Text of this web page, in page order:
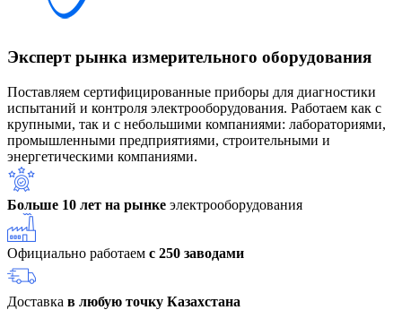
Эксперт рынка измерительного оборудования
Поставляем сертифицированные приборы для диагностики
испытаний и контроля электрооборудования. Работаем как с
крупными, так и с небольшими компаниями: лабораториями,
промышленными предприятиями, строительными и
энергетическими компаниями.
Больше 10 лет на рынке электрооборудования
Официально работаем с 250 заводами
Доставка в любую точку Казахстана